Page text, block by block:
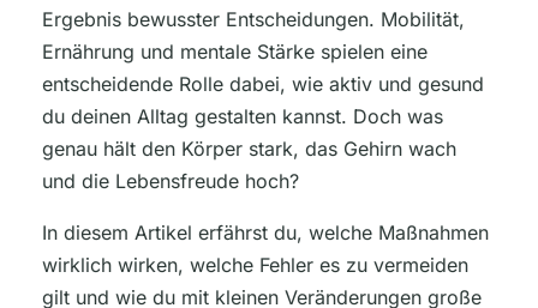
Ergebnis bewusster Entscheidungen. Mobilität,
Ernährung und mentale Stärke spielen eine
entscheidende Rolle dabei, wie aktiv und gesund
du deinen Alltag gestalten kannst. Doch was
genau hält den Körper stark, das Gehirn wach
und die Lebensfreude hoch?
In diesem Artikel erfährst du, welche Maßnahmen
wirklich wirken, welche Fehler es zu vermeiden
gilt und wie du mit kleinen Veränderungen große